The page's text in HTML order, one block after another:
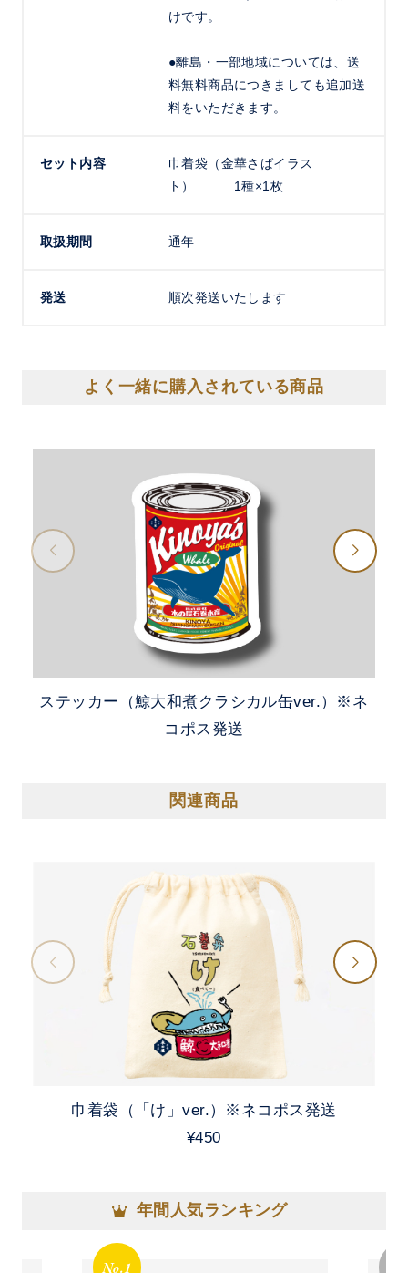
けです。
●離島・一部地域については、送
料無料商品につきましても追加送
料をいただきます。
セット内容
巾着袋（金華さばイラス
ト） 1種×1枚
取扱期間 通年
発送 順次発送いたします
よく一緒に購入されている商品
ステッカー（鯨大和煮クラシカル缶ver.）※ネ
コポス発送
関連商品
巾着袋（「け」ver.）※ネコポス発送
¥450
年間人気ランキング
No.1